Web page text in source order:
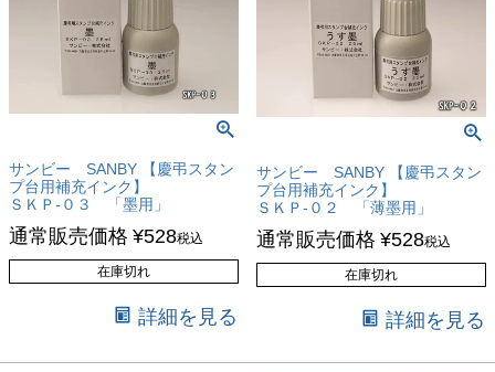
サンビー SANBY 【慶弔スタン
プ台用補充インク】
ＳＫＰ-０３ 「墨用」
通常販売価格 ¥528税込
在庫切れ
詳細を見る
サンビー SANBY 【慶弔スタン
プ台用補充インク】
ＳＫＰ-０２ 「薄墨用」
通常販売価格 ¥528税込
在庫切れ
詳細を見る